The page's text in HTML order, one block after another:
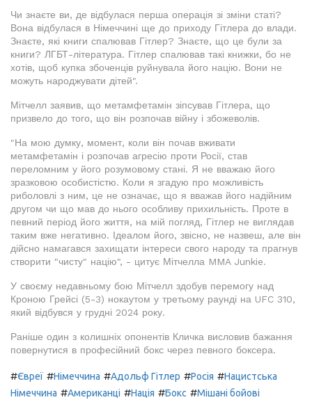
Чи знаєте ви, де відбулася перша операція зі зміни статі?
Вона відбулася в Німеччині ще до приходу Гітлера до влади.
Знаєте, які книги спалював Гітлер? Знаєте, що це були за
книги? ЛГБТ-література. Гітлер спалював такі книжки, бо не
хотів, щоб купка збоченців руйнувала його націю. Вони не
можуть народжувати дітей".
Мітчелл заявив, що метамфетамін зіпсував Гітлера, що
призвело до того, що він розпочав війну і збожеволів.
"На мою думку, момент, коли він почав вживати
метамфетамін і розпочав агресію проти Росії, став
переломним у його розумовому стані. Я не вважаю його
зразковою особистістю. Коли я згадую про можливість
риболовлі з ним, це не означає, що я вважав його надійним
другом чи що мав до нього особливу прихильність. Проте в
певний період його життя, на мій погляд, Гітлер не виглядав
таким вже негативно. Ідеалом його, звісно, не назвеш, але він
дійсно намагався захищати інтереси свого народу та прагнув
створити "чисту" націю", - цитує Мітчелла MMA Junkie.
У своєму недавньому бою Мітчелл здобув перемогу над
Кроною Грейсі (5-3) нокаутом у третьому раунді на UFC 310,
який відбувся у грудні 2024 року.
Раніше один з колишніх опонентів Кличка висловив бажання
повернутися в професійний бокс через певного боксера.
#Євреї #Німеччина #Адольф Гітлер #Росія #Нацистська
Німеччина #Американці #Нація #Бокс #Мішані бойові